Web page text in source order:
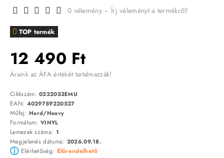
TOP termék
0 vélemény - Írj véleményt a termékről!
12 490 Ft
Áraink az ÁFA értékét tartalmazzák!
Cikkszám: 0222052EMU
EAN: 4029759220527
Műfaj:Hard/Heavy
Formátum: VINYL
Lemezek száma: 1
Megjelenés dátuma: 2026.09.18.
ⓘElérhetőség: Előrendelhető